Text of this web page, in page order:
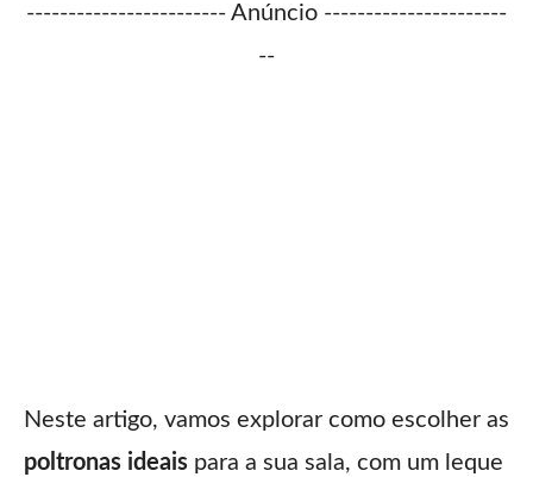
------------------------ Anúncio ----------------------
--
Neste artigo, vamos explorar como escolher as
poltronas ideais para a sua sala, com um leque